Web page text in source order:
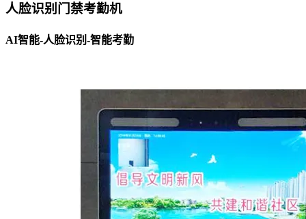
人脸识别门禁考勤机
AI智能-人脸识别-智能考勤